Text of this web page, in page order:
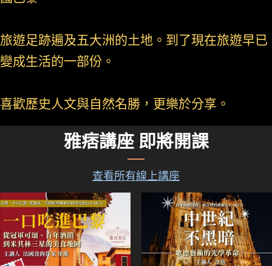
旅遊足跡遍及五大洲的土地。到了現在旅遊早已
變成生活的一部份。
喜歡歷史人文與自然名勝，更樂於分享。
雅痞講座 即將開課
查看所有線上講座